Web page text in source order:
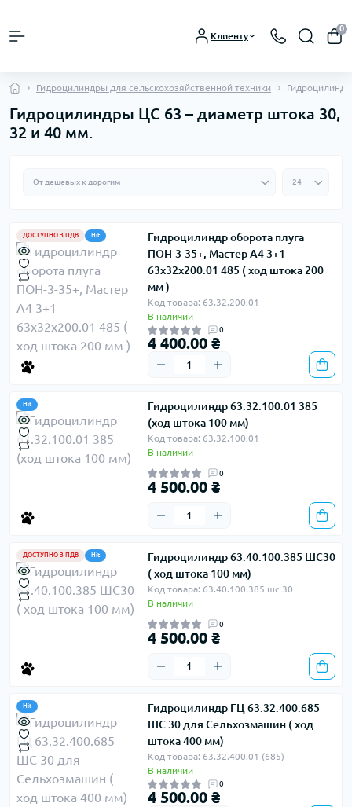
Клиенту
0
Гидроцилиндры для сельскохозяйственной техники
Гидроцилиндры ЦС 63 – диаметр штока 30,
32 и 40 мм.
ДОСТУПНО З ПДВ Hit
Гидроцилиндр оборота плуга
ПОН-3-35+, Мастер А4 3+1
63х32х200.01 485 ( ход штока 200
мм )
Код товара: 63.32.200.01
В наличии
0
4 400.00 ₴
Hit
Гидроцилиндр 63.32.100.01 385
(ход штока 100 мм)
Код товара: 63.32.100.01
В наличии
0
4 500.00 ₴
ДОСТУПНО З ПДВ Hit
Гидроцилиндр 63.40.100.385 ШС30
( ход штока 100 мм)
Код товара: 63.40.100.385 шс 30
В наличии
0
4 500.00 ₴
Hit
Гидроцилиндр ГЦ 63.32.400.685
ШС 30 для Сельхозмашин ( ход
штока 400 мм)
Код товара: 63.32.400.01 (685)
В наличии
0
4 500.00 ₴